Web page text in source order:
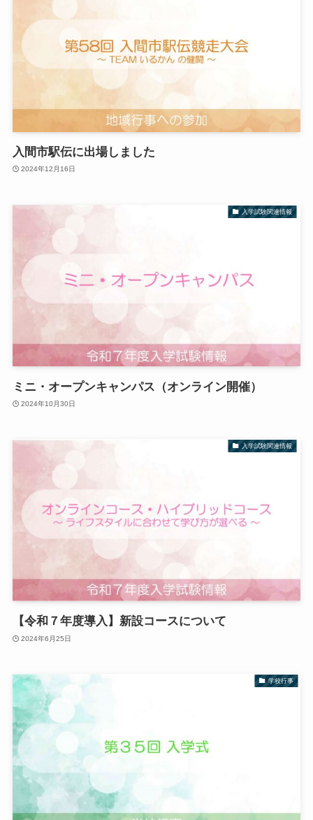
入間市駅伝に出場しました
2024年12月16日
入学試験関連情報
ミニ・オープンキャンパス（オンライン開催）
2024年10月30日
入学試験関連情報
【令和７年度導入】新設コースについて
2024年6月25日
学校行事